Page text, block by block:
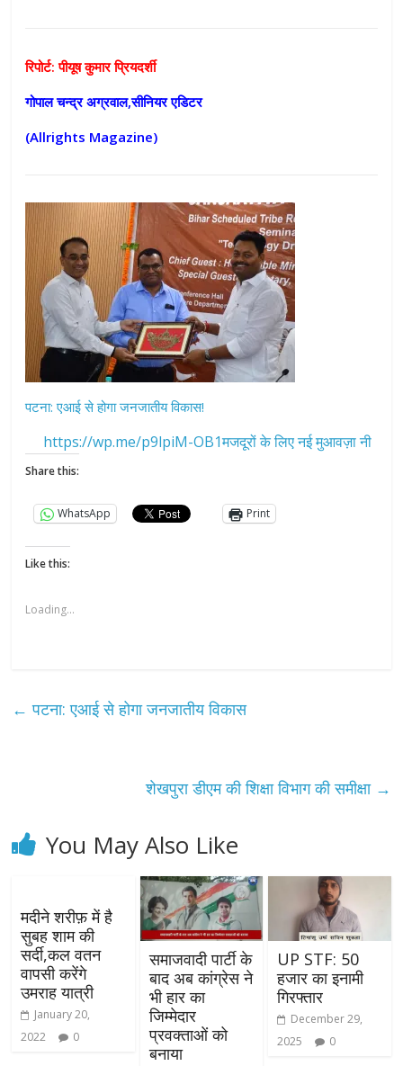
रिपोर्ट: पीयूष कुमार प्रियदर्शी
गोपाल चन्द्र अग्रवाल,सीनियर एडिटर
(Allrights Magazine)
पटना: एआई से होगा जनजातीय विकास!
https://wp.me/p9lpiM-OB1मजदूरों के लिए नई मुआवज़ा नी
Share this:
WhatsApp Print
Like this:
Loading...
← पटना: एआई से होगा जनजातीय विकास
शेखपुरा डीएम की शिक्षा विभाग की समीक्षा →
You May Also Like
मदीने शरीफ़ में है
सुबह शाम की
सर्दी,कल वतन
वापसी करेंगे
उमराह यात्री
January 20,
2022
0
समाजवादी पार्टी के
बाद अब कांग्रेस ने
भी हार का
जिम्मेदार
प्रवक्ताओं को
बनाया
UP STF: 50
हजार का इनामी
गिरफ्तार
December 29,
2025
0